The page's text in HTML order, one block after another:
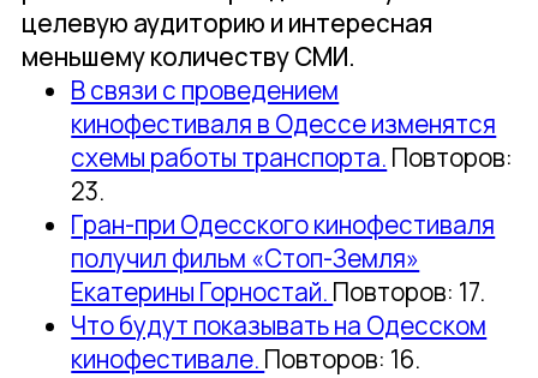
целевую аудиторию и интересная
меньшему количеству СМИ.
В связи с проведением
кинофестиваля в Одессе изменятся
схемы работы транспорта. Повторов:
23.
Гран-при Одесского кинофестиваля
получил фильм «Стоп-Земля»
Екатерины Горностай. Повторов: 17.
Что будут показывать на Одесском
кинофестивале. Повторов: 16.